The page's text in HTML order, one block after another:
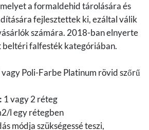
a formaldehid tárolására és
fejlesztettek ki, ezáltal válik
számára. 2018-ban elnyerte
beltéri falfesték kategóriában.
Poli-Farbe Platinum rövid szőrű
1 vagy 2 réteg
l egy rétegben
módja szükségessé teszi,